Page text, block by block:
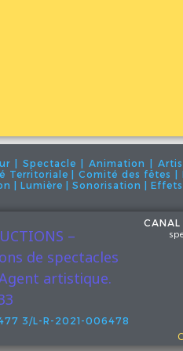
| Spectacle | Animation |
| Comité des fêtes |
| Lumière | Sonorisation |
3/L-R-2021-006478
CANAL